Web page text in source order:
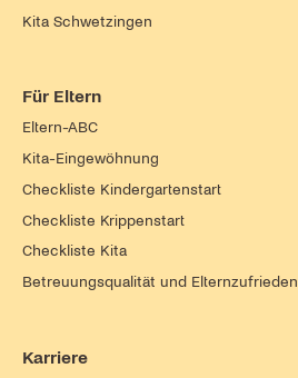
Kita Schwetzingen
Für Eltern
Eltern-ABC
Kita-Eingewöhnung
Checkliste Kindergartenstart
Checkliste Krippenstart
Checkliste Kita
Betreuungsqualität und
Karriere